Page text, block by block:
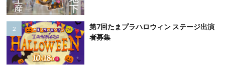
第7回たまプラハロウィン ステージ出演
者募集